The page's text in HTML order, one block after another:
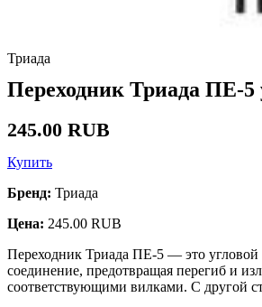
Триада
Переходник Триада ПЕ-5
245.00 RUB
Купить
Бренд: Триада
Цена: 245.00 RUB
Переходник Триада ПЕ-5 — это угловой
соединение, предотвращая перегиб и
соответствующими вилками. С другой